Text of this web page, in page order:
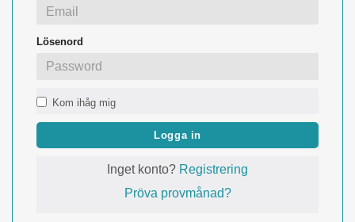
Lösenord
Kom ihåg mig
Logga in
Inget konto? Registrering
Pröva provmånad?